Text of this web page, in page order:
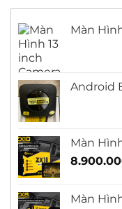
Màn
Android
Màn
Màn